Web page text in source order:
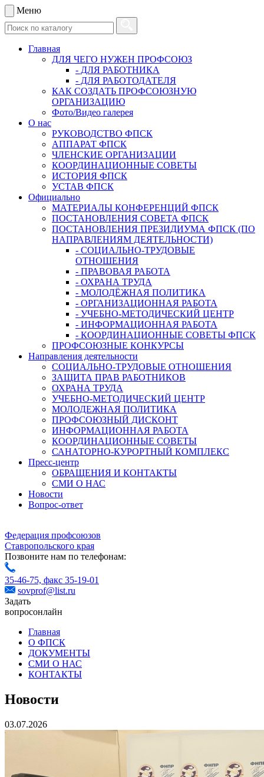
Меню
Главная
ДЛЯ ЧЕГО НУЖЕН ПРОФСОЮЗ
- ДЛЯ РАБОТНИКА
- ДЛЯ РАБОТОДАТЕЛЯ
КАК СОЗДАТЬ ПРОФСОЮЗНУЮ
ОРГАНИЗАЦИЮ
Фото/Видео галерея
О нас
РУКОВОДСТВО ФПСК
АППАРАТ ФПСК
ЧЛЕНСКИЕ ОРГАНИЗАЦИИ
КООРДИНАЦИОННЫЕ СОВЕТЫ
ИСТОРИЯ ФПСК
УСТАВ ФПСК
Официально
МАТЕРИАЛЫ КОНФЕРЕНЦИЙ ФПСК
ПОСТАНОВЛЕНИЯ СОВЕТА ФПСК
ПОСТАНОВЛЕНИЯ ПРЕЗИДИУМА ФПСК (ПО
НАПРАВЛЕНИЯМ ДЕЯТЕЛЬНОСТИ)
- СОЦИАЛЬНО-ТРУДОВЫЕ
ОТНОШЕНИЯ
- ПРАВОВАЯ РАБОТА
- ОХРАНА ТРУДА
- МОЛОДЁЖНАЯ ПОЛИТИКА
- ОРГАНИЗАЦИОННАЯ РАБОТА
- УЧЕБНО-МЕТОДИЧЕСКИЙ ЦЕНТР
- ИНФОРМАЦИОННАЯ РАБОТА
- КООРДИНАЦИОННЫЕ СОВЕТЫ ФПСК
ПРОФСОЮЗНЫЕ КОНКУРСЫ
Направления деятельности
СОЦИАЛЬНО-ТРУДОВЫЕ ОТНОШЕНИЯ
ЗАЩИТА ПРАВ РАБОТНИКОВ
ОХРАНА ТРУДА
УЧЕБНО-МЕТОДИЧЕСКИЙ ЦЕНТР
МОЛОДЕЖНАЯ ПОЛИТИКА
ПРОФСОЮЗНЫЙ ДИСКОНТ
ИНФОРМАЦИОННАЯ РАБОТА
КООРДИНАЦИОННЫЕ СОВЕТЫ
САНАТОРНО-КУРОРТНЫЙ КОМПЛЕКС
Пресс-центр
ОБРАЩЕНИЯ И КОНТАКТЫ
СМИ О НАС
Новости
Вопрос-ответ
Федерация профсоюзов
Ставропольского края
Позвоните нам по телефонам:
35-46-75, факс 35-19-01
sovprof@list.ru
Задать
вопросонлайн
Главная
О ФПСК
ДОКУМЕНТЫ
СМИ О НАС
КОНТАКТЫ
Новости
03.07.2026